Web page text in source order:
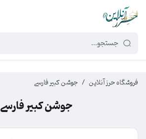
449f43cf-3da2-4422-bb12-2566cb5b8b05
فروشگاه حرز آنلاین / جوشن کبیر فارسی
جوشن کبیر فارسی